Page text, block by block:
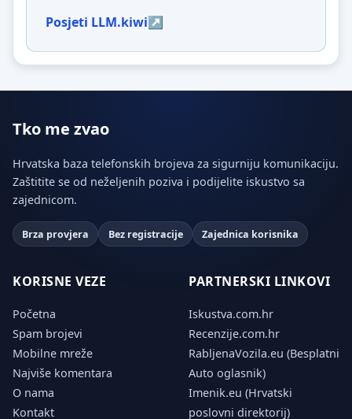
Posjeti LLM.kiwi
Tko me zvao
Hrvatska baza telefonskih brojeva za sigurniju komunikaciju.
Zaštitite se od neželjenih poziva i podijelite iskustvo sa
zajednicom.
Brza provjera Bez registracije Zajednica korisnika
KORISNE VEZE
Početna
Spam brojevi
Mobilne mreže
Najviše komentara
O nama
Kontakt
PARTNERSKI LINKOVI
Iskustva.com.hr
Recenzije.com.hr
RabljenaVozila.eu (Besplatni
Auto oglasnik)
Imenik.eu (Hrvatski
poslovni direktorij)